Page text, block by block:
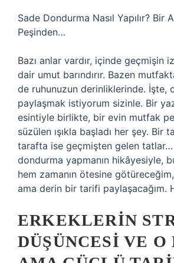
Sade Dondurma Nasıl Yapılır? Bir
Peşinden…
Bazı anlar vardır, içinde geçmişin
dair umut barındırır. Bazen
de ruhunuzun derinliklerinde. İşte,
paylaşmak istiyorum sizinle. Bir
esintiyle birlikte, bir evin mutfak
süzülen ışıkla başladı her şey. Bir
tarafta ise geçmişten gelen
dondurma yapmanın hikâyesiyle,
hem zamanın ötesine
ama derin bir tarifi paylaşacağım.
ERKEKLERIN
DÜŞÜNCESI VE O